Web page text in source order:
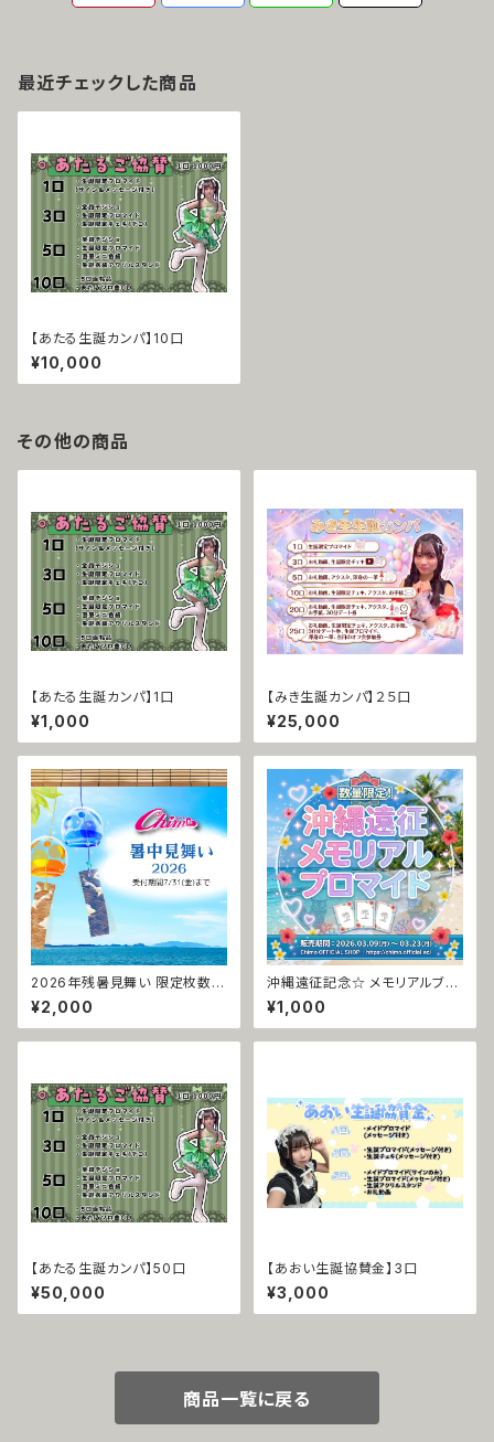
最近チェックした商品
【あたる生誕カンパ】10口
¥10,000
その他の商品
【あたる生誕カンパ】1口
¥1,000
【みき生誕カンパ】２５口
¥25,000
2026年残暑見舞い 限定枚数
※7/31(金)締切
¥2,000
沖縄遠征記念☆ メモリアルブロ
マイド ☆
¥1,000
【あたる生誕カンパ】50口
¥50,000
【あおい生誕協賛金】3口
¥3,000
商品一覧に戻る